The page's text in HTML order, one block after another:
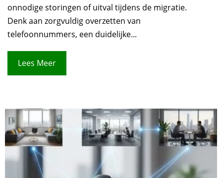
onnodige storingen of uitval tijdens de migratie.
Denk aan zorgvuldig overzetten van
telefoonnummers, een duidelijke...
Lees Meer